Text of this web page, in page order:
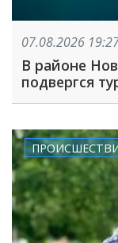
07.08.2026
В районе
подвергся